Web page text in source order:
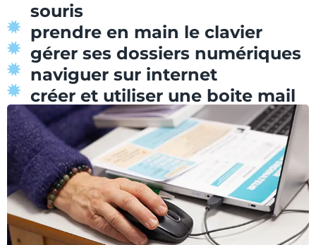
souris
prendre en main le clavier
gérer ses dossiers numériques
naviguer sur internet
créer et utiliser une boite mail